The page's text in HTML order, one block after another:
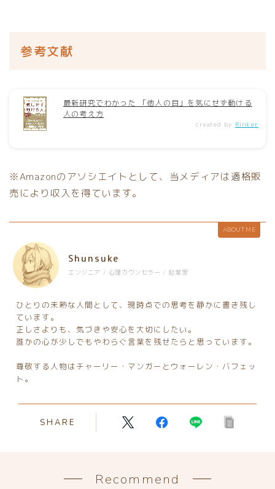
参考文献
最新研究でわかった 「他人の目」を気にせず動ける
人の考え方
created by Rinker
※Amazonのアソシエイトとして、当メディアは適格販
売により収入を得ています。
ABOUT ME
Shunsuke
エンジニア / 心理カウンセラー / 起業家
ひとりの未熟な人間として、現時点での思考を静かに書き残し
ています。
正しさよりも、気づきや安心を大切にしたい。
誰かの心が少しでもやわらぐ言葉を残せたらと思っています。
尊敬する人物はチャーリー・マンガーとウォーレン・バフェッ
ト。
SHARE
Recommend